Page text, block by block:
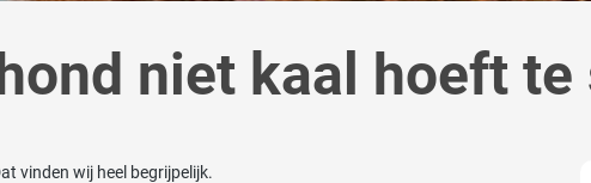
niet kaal hoeft te
vinden wij heel begrijpelijk.